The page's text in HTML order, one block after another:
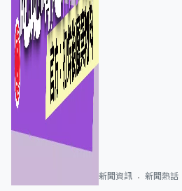
新聞資訊 新聞熱話